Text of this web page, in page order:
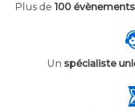
Plus de 100 évènements
Un spécialiste